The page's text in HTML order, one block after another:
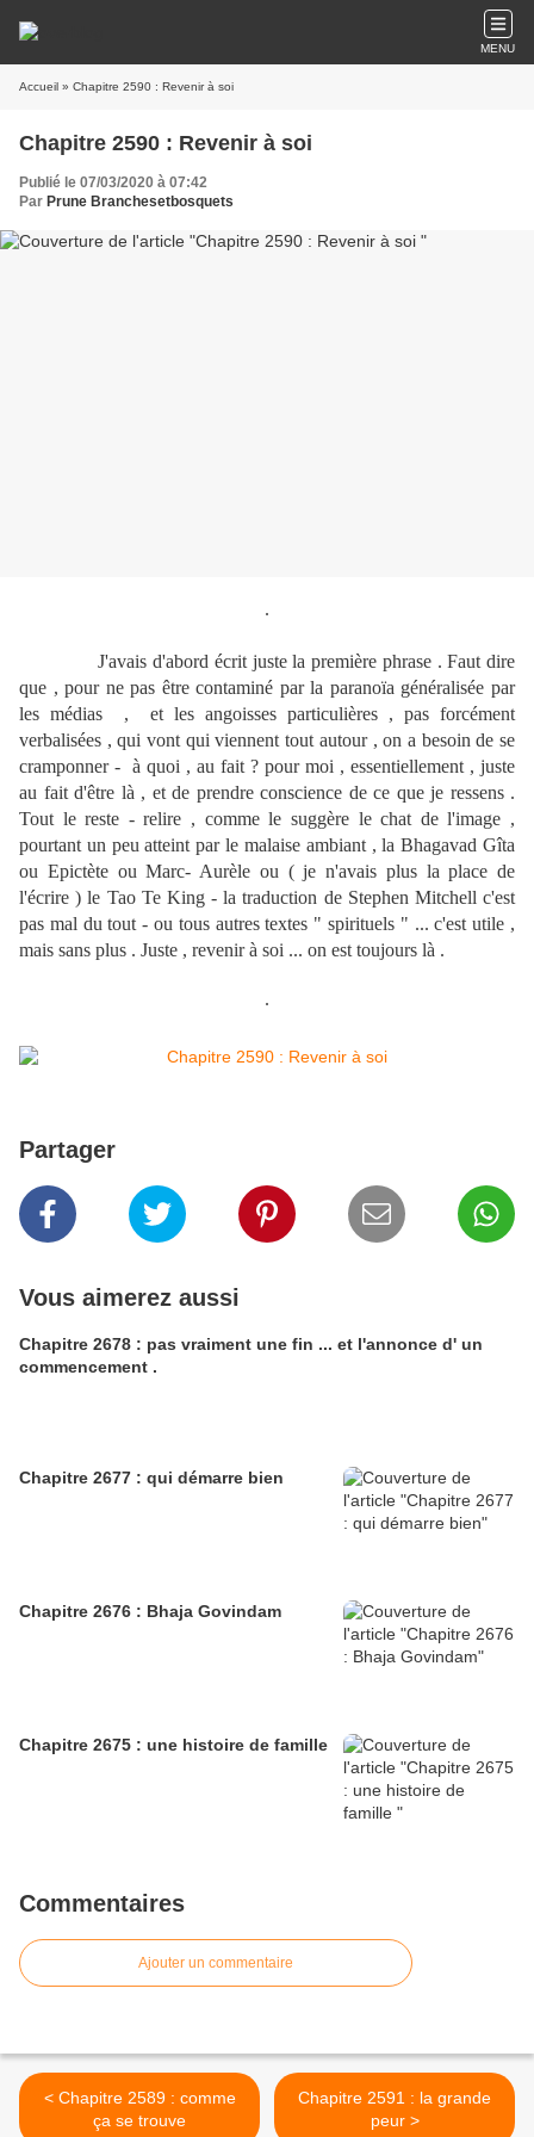
MENU
Accueil » Chapitre 2590 : Revenir à soi
Chapitre 2590 : Revenir à soi
Publié le 07/03/2020 à 07:42
Par Prune Branchesetbosquets
.
J'avais d'abord écrit juste la première phrase . Faut dire
que , pour ne pas être contaminé par la paranoïa généralisée par
les médias , et les angoisses particulières , pas forcément
verbalisées , qui vont qui viennent tout autour , on a besoin de se
cramponner - à quoi , au fait ? pour moi , essentiellement , juste
au fait d'être là , et de prendre conscience de ce que je ressens .
Tout le reste - relire , comme le suggère le chat de l'image ,
pourtant un peu atteint par le malaise ambiant , la Bhagavad Gîta
ou Epictète ou Marc- Aurèle ou ( je n'avais plus la place de
l'écrire ) le Tao Te King - la traduction de Stephen Mitchell c'est
pas mal du tout - ou tous autres textes " spirituels " ... c'est utile ,
mais sans plus . Juste , revenir à soi ... on est toujours là .
.
Partager
Vous aimerez aussi
Chapitre 2678 : pas vraiment une fin ... et l'annonce d' un
commencement .
Chapitre 2677 : qui démarre bien
Chapitre 2676 : Bhaja Govindam
Chapitre 2675 : une histoire de famille
Commentaires
Ajouter un commentaire
< Chapitre 2589 : comme
ça se trouve
Chapitre 2591 : la grande
peur >